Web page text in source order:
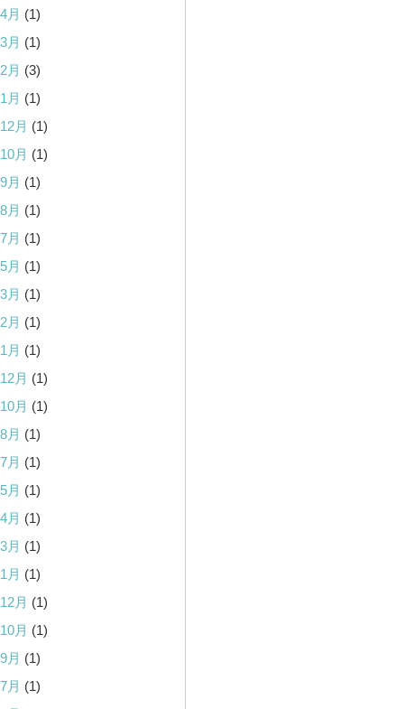
月 (1)
月 (1)
月 (3)
月 (1)
月 (1)
月 (1)
月 (1)
月 (1)
月 (1)
月 (1)
月 (1)
月 (1)
月 (1)
月 (1)
月 (1)
月 (1)
月 (1)
月 (1)
月 (1)
月 (1)
月 (1)
月 (1)
月 (1)
月 (1)
月 (1)